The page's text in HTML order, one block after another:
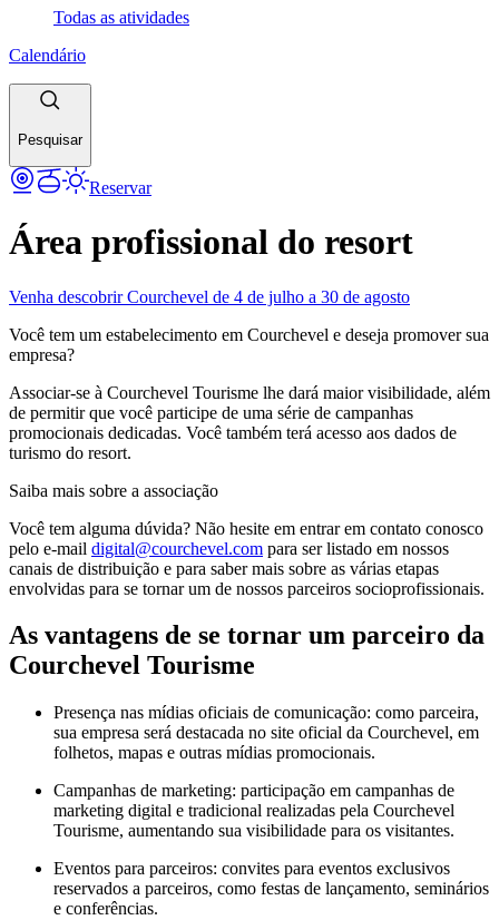
Todas as atividades
Calendário
Pesquisar
Reservar
Área profissional do resort
Venha descobrir Courchevel de 4 de julho a 30 de agosto
Você tem um estabelecimento em Courchevel e deseja promover sua
empresa?
Associar-se à Courchevel Tourisme lhe dará maior visibilidade, além
de permitir que você participe de uma série de campanhas
promocionais dedicadas. Você também terá acesso aos dados de
turismo do resort.
Saiba mais sobre a associação
Você tem alguma dúvida? Não hesite em entrar em contato conosco
pelo e-mail digital@courchevel.com para ser listado em nossos
canais de distribuição e para saber mais sobre as várias etapas
envolvidas para se tornar um de nossos parceiros socioprofissionais.
As vantagens de se tornar um parceiro da
Courchevel Tourisme
Presença nas mídias oficiais de comunicação: como parceira,
sua empresa será destacada no site oficial da Courchevel, em
folhetos, mapas e outras mídias promocionais.
Campanhas de marketing: participação em campanhas de
marketing digital e tradicional realizadas pela Courchevel
Tourisme, aumentando sua visibilidade para os visitantes.
Eventos para parceiros: convites para eventos exclusivos
reservados a parceiros, como festas de lançamento, seminários
e conferências.